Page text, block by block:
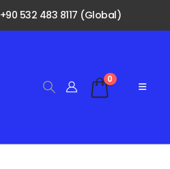
+90 532 483 8117 (Global)
0